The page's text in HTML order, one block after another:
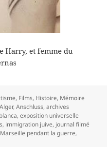
Harry, et femme du
, Films, Histoire, Mémoire
Mots-
clés
Alger,Anschluss,archives
,exposition universelle
, immigration juive, journal filmé
Marseille pendant la guerre,